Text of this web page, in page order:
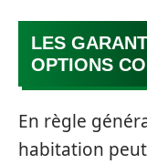
LES
OPTIONS
En règle
habitation